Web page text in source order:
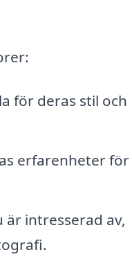
för deras stil och
erfarenheter
intresserad av,